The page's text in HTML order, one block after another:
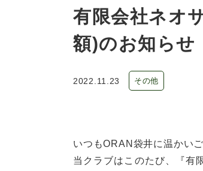
有限会社ネオ
額)のお知らせ
2022.11.23 その他
いつもORAN袋井に温かい
当クラブはこのたび、『有